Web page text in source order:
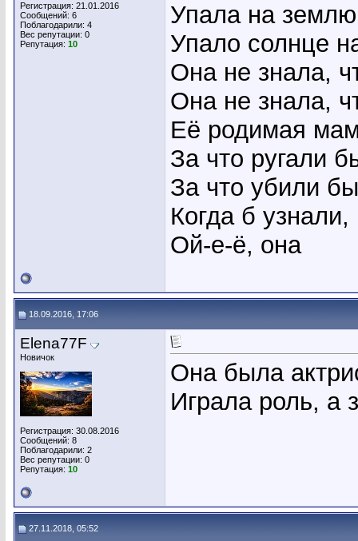
Регистрация: 21.01.2016
Сообщений: 6
Поблагодарили: 4
Вес репутации: 0
Репутация: 10
Упала на
Упало солнце
Она не знала,
Она не знала,
Её родимая
За что ругали
За что убили
Когда б
Ой-е-ё, она
18.09.2016, 17:06
Elena77F
Новичок
Регистрация: 30.08.2016
Сообщений: 8
Поблагодарили: 2
Вес репутации: 0
Репутация: 10
Она была
Играла роль, а
27.11.2018, 05:52